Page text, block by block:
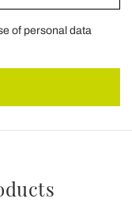
of personal data